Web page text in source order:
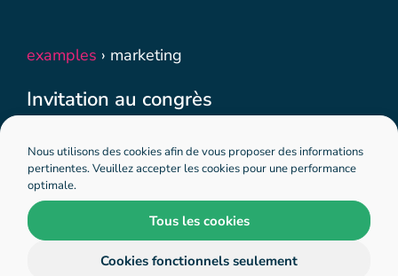
Nous utilisons des cookies afin de vous proposer des informations
pertinentes. Veuillez accepter les cookies pour une performance
optimale.
Tous les cookies
Cookies fonctionnels seulement
examples › marketing
Invitation au congrès
Des questions ? Tarification